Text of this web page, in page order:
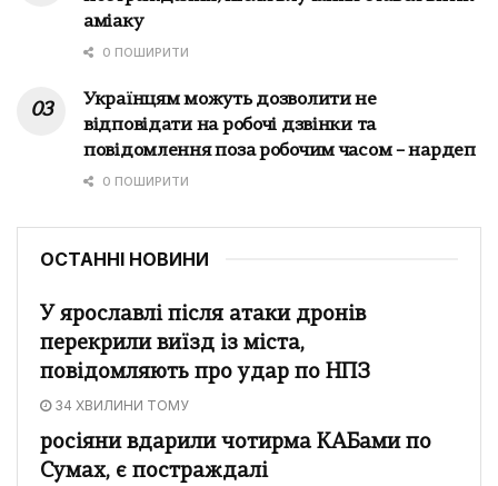
аміаку
0 ПОШИРИТИ
Українцям можуть дозволити не
відповідати на робочі дзвінки та
повідомлення поза робочим часом – нардеп
0 ПОШИРИТИ
ОСТАННІ НОВИНИ
У ярославлі після атаки дронів
перекрили виїзд із міста,
повідомляють про удар по НПЗ
34 ХВИЛИНИ ТОМУ
росіяни вдарили чотирма КАБами по
Сумах, є постраждалі